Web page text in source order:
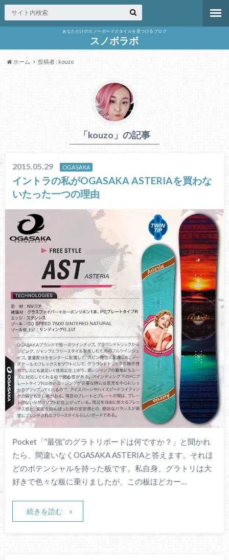
あなただけのスノーボードスタイルを見つけるブログ
スノボラボ
ホーム 投稿者 : kouzo
「kouzo」の記事
2015.05.29 OGASAKA
イントラの私がOGASAKA ASTERIAを買わな
いたった一つの理由
Pocket「”最強”のグラトリボードは何ですか？」と聞かれ
たら、間違いなくOGASAKA ASTERIAと答えます。それほ
どのポテンシャルを持った板です。私自身、グラトリは大
好きで色々な板に乗りましたが、この板ほどカー…
続きを読む